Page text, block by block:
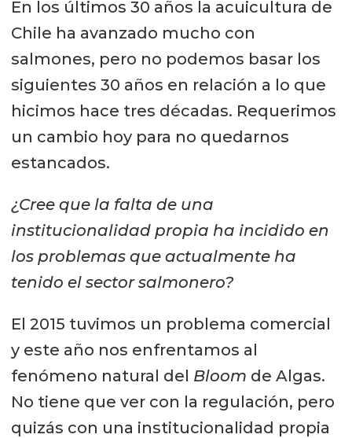
En los últimos 30 años la acuicultura de
Chile ha avanzado mucho con
salmones, pero no podemos basar los
siguientes 30 años en relación a lo que
hicimos hace tres décadas. Requerimos
un cambio hoy para no quedarnos
estancados.
¿Cree que la falta de una
institucionalidad propia ha incidido en
los problemas que actualmente ha
tenido el sector salmonero?
El 2015 tuvimos un problema comercial
y este año nos enfrentamos al
fenómeno natural del Bloom de Algas.
No tiene que ver con la regulación, pero
quizás con una institucionalidad propia